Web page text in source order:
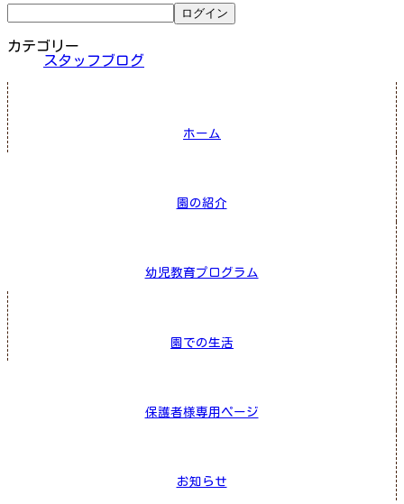
カテゴリー
スタッフブログ
ホーム
園の紹介
幼児教育プログラム
園での生活
保護者様専用ページ
お知らせ